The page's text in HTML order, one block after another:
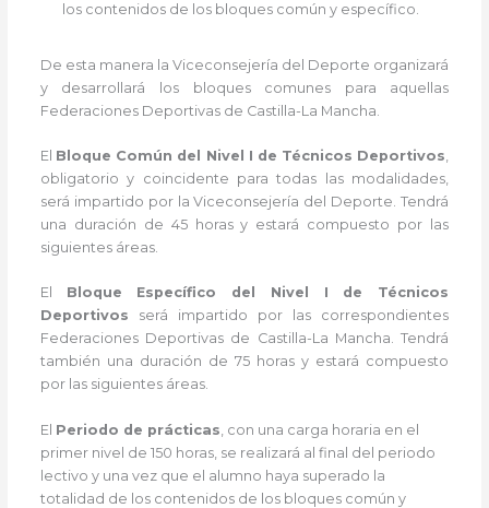
los contenidos de los bloques común y específico.
De esta manera la Viceconsejería del Deporte organizará
y desarrollará los bloques comunes para aquellas
Federaciones Deportivas de Castilla-La Mancha.
El Bloque Común del Nivel I de Técnicos Deportivos,
obligatorio y coincidente para todas las modalidades,
será impartido por la Viceconsejería del Deporte. Tendrá
una duración de 45 horas y estará compuesto por las
siguientes áreas.
El Bloque Específico del Nivel I de Técnicos
Deportivos será impartido por las correspondientes
Federaciones Deportivas de Castilla-La Mancha. Tendrá
también una duración de 75 horas y estará compuesto
por las siguientes áreas.
El Periodo de prácticas , con una carga horaria en el
primer nivel de 150 horas, se realizará al final del periodo
lectivo y una vez que el alumno haya superado la
totalidad de los contenidos de los bloques común y